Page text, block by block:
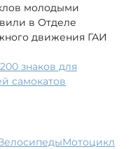
молодыми
в Отделе
движения ГАИ
знаков для
самокатов
велосипеды
мотоцикл